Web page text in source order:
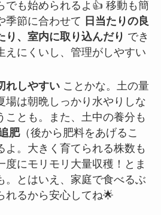
でも始められるよ👍 移動も簡
季節に合わせて 日当たりの良
り、室内に取り込んだり でき
えにくいし、管理がしやすい
れしやすいことかな。土の量
場は朝晩しっかり水やりしな
ことも。また、土中の養分も
肥（後から肥料をあげるこ
よ。大きく育てられる株数も
度にモリモリ大量収穫！とま
。とはいえ、家庭で食べるぶ
れるから安心してね🌟